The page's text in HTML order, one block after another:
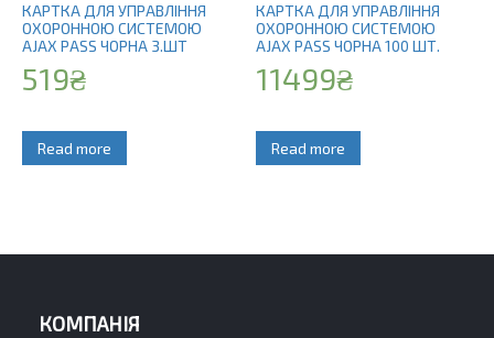
КАРТКА ДЛЯ УПРАВЛІННЯ
ОХОРОННОЮ СИСТЕМОЮ
AJAX PASS ЧОРНА 3.ШТ
519₴
Read more
КАРТКА ДЛЯ УПРАВЛІННЯ
ОХОРОННОЮ СИСТЕМОЮ
AJAX PASS ЧОРНА 100 ШТ.
11499₴
Read more
КОМПАНІЯ